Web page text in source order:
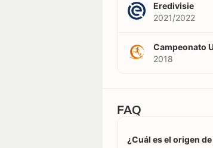
Eredivisie
2021/2022
Campeonato
2018
FAQ
¿Cuál es el origen